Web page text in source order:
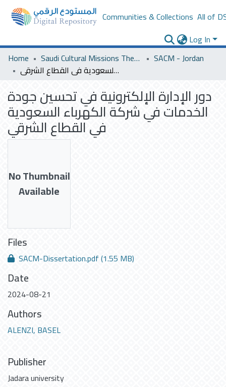
Communities & Collections All of
Log In
Home
Saudi Cultural Missions Theses & Dissertations
SACM - Jordan
دور الإدارة الإلكترونية في تحسين جودة الخدمات في شركة الكهرباء السعودية في القطاع الشرقي
دور الإدارة الإلكترونية في تحسين جودة
الخدمات في شركة الكهرباء السعودية
في القطاع الشرقي
No Thumbnail
Available
Files
SACM-Dissertation.pdf(1.55 MB)
Date
2024-08-21
Authors
ALENZI, BASEL
Publisher
Jadara university